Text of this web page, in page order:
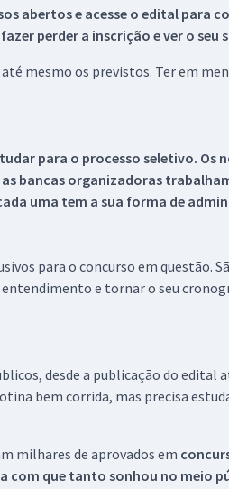
abertos e acesse o edital para
perder a inscrição e ver o seu
mesmo os previstos. Ter em
para o processo seletivo.
bancas organizadoras
uma tem a sua forma de
para o concurso em
e tornar o seu
desde a publicação do
bem corrida, mas precisa
milhares de aprovados em
com que tanto sonhou no meio